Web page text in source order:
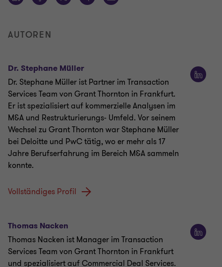
AUTOREN
Dr. Stephane Müller
Dr. Stephane Müller ist Partner im Transaction
Services Team von Grant Thornton in Frankfurt.
Er ist spezialisiert auf kommerzielle Analysen im
M&A und Restrukturierungs- Umfeld. Vor seinem
Wechsel zu Grant Thornton war Stephane Müller
bei Deloitte und PwC tätig, wo er mehr als 17
Jahre Berufserfahrung im Bereich M&A sammeln
konnte.
Vollständiges Profil
Thomas Nacken
Thomas Nacken ist Manager im Transaction
Services Team von Grant Thornton in Frankfurt
und spezialisiert auf Commercial Deal Services.